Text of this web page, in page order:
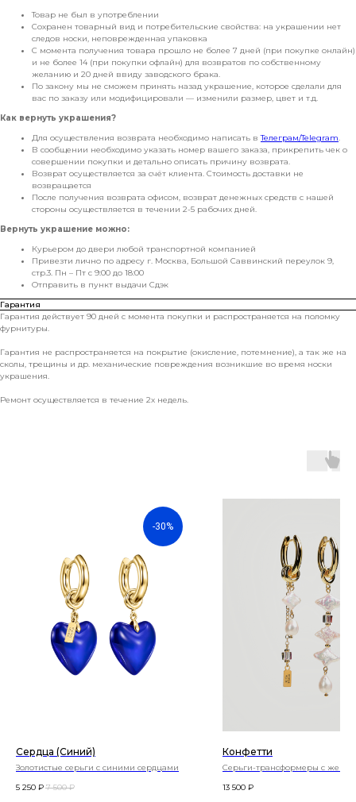
Товар не был в употреблении
Сохранен товарный вид и потребительские свойства: на украшении нет
следов носки, неповрежденная упаковка
С момента получения товара прошло не более 7 дней (при покупке онлайн)
и не более 14 (при покупки офлайн) для возвратов по собственному
желанию и 20 дней ввиду заводского брака.
По закону мы не сможем принять назад украшение, которое сделали для
вас по заказу или модифицировали — изменили размер, цвет и т.д.
Как вернуть украшения?
Для осуществления возврата необходимо написать вТелеграм/Telegram.
В сообщении необходимо указать номер вашего заказа, прикрепить чек о
совершении покупки и детально описать причину возврата.
Возврат осуществляется за счёт клиента. Стоимость доставки не
возвращается
После получения возврата офисом, возврат денежных средств с нашей
стороны осуществляется в течении 2-5 рабочих дней.
Вернуть украшение можно:
Курьером до двери любой транспортной компанией
Привезти лично по адресу г. Москва, Большой Саввинский переулок 9,
стр.3. Пн – Пт с 9:00 до 18:00
Отправить в пункт выдачи Сдэк
Гарантия
Гарантия действует 90 дней с момента покупки и распространяется на поломку
фурнитуры.
Гарантия не распространяется на покрытие (окисление, потемнение), а так же на
сколы, трещины и др. механические повреждения возникшие во время носки
украшения.
Ремонт осуществляется в течение 2х недель.
-30%
Сердца (синий)
Золотистые серьги с синими сердцами
5 250 ₽ 7 500 ₽
Конфетти
Серьги-трансформеры с
13 500 ₽